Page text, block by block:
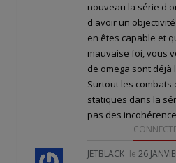
nouveau la série
d'avoir un
en êtes capable et
mauvaise foi, vous
de omega sont déjà
Surtout les combats
statiques dans la
pas des
JETBLACK le 26